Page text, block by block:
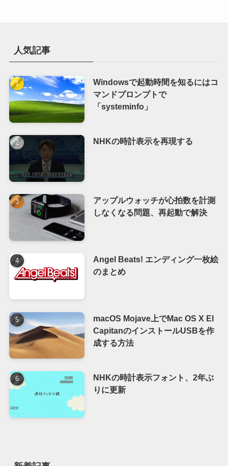
人気記事
Windowsで起動時間を知るにはコ
マンドプロンプトで
「systeminfo」
NHKの時計表示を再現する
アップルウォッチが心拍数を計測
しなくなる問題、再起動で解決
Angel Beats! エンディング一枚絵
のまとめ
macOS Mojave上でMac OS X El
CapitanのインストールUSBを作
成する方法
NHKの時計表示フォント、2年ぶ
りに更新